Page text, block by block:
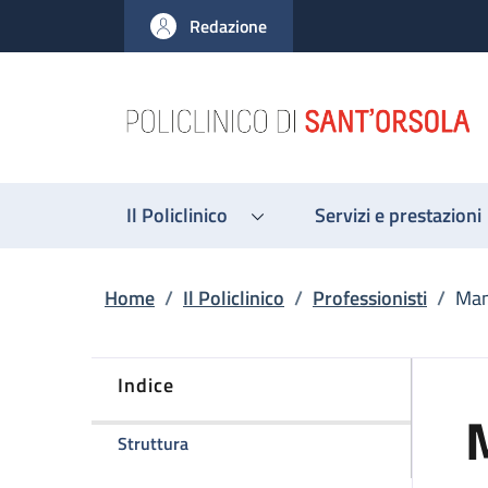
al contenuto principale
to footer content
Redazione
Il Policlinico Servizi e prestazioni
Briciole di pane
Home / Il Policlinico / Professionisti /
Indice
Strutturadella pagina Manuela Negri